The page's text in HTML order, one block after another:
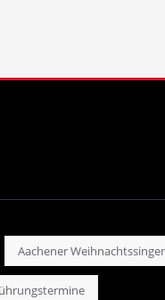
Aachener